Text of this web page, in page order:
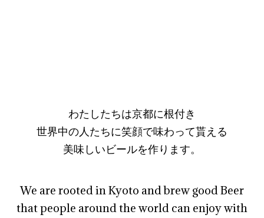
わたしたちは京都に根付き
世界中の人たちに笑顔で味わって貰える
美味しいビールを作ります。
We are rooted in Kyoto and brew good Beer
that people around the world can enjoy with